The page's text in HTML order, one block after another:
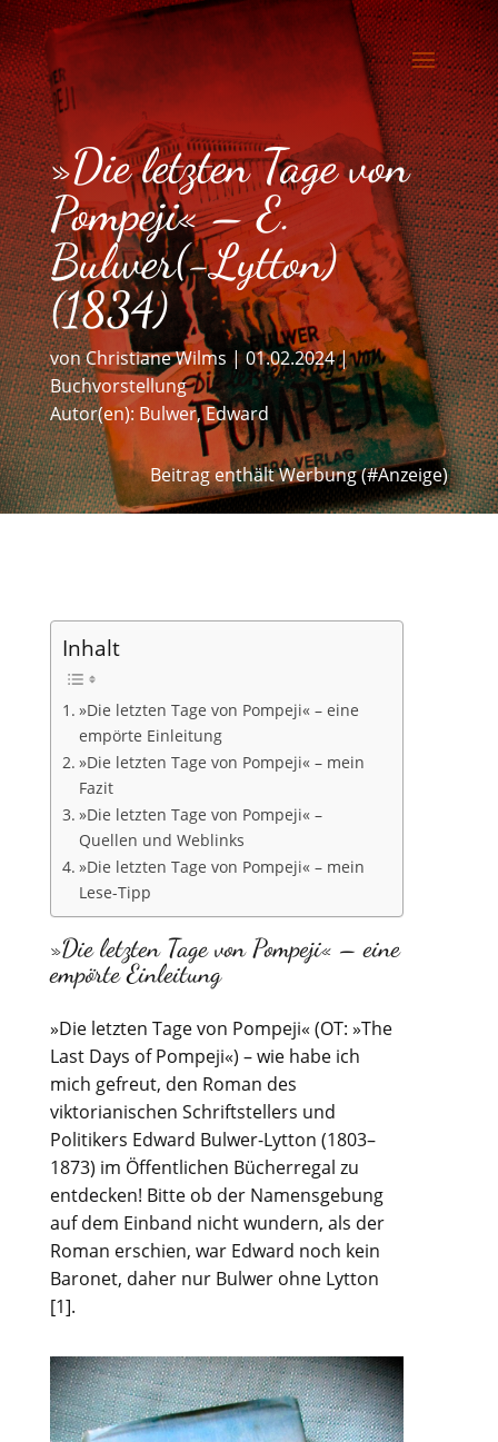
»Die letzten Tage von
Pompeji« – E.
Bulwer(-Lytton)
(1834)
vonChristiane Wilms |01.02.2024|
Buchvorstellung
Autor(en): Bulwer, Edward
Beitrag enthält Werbung (#Anzeige)
Inhalt
»Die letzten Tage von Pompeji« – eine
empörte Einleitung
»Die letzten Tage von Pompeji« – mein
Fazit
»Die letzten Tage von Pompeji« –
Quellen und Weblinks
»Die letzten Tage von Pompeji« – mein
Lese-Tipp
»Die letzten Tage von Pompeji« – eine
empörte Einleitung
»Die letzten Tage von Pompeji« (OT: »The
Last Days of Pompeji«) – wie habe ich
mich gefreut, den Roman des
viktorianischen Schriftstellers und
Politikers Edward Bulwer-Lytton (1803–
1873) im Öffentlichen Bücherregal zu
entdecken! Bitte ob der Namensgebung
auf dem Einband nicht wundern, als der
Roman erschien, war Edward noch kein
Baronet, daher nur Bulwer ohne Lytton
[1].